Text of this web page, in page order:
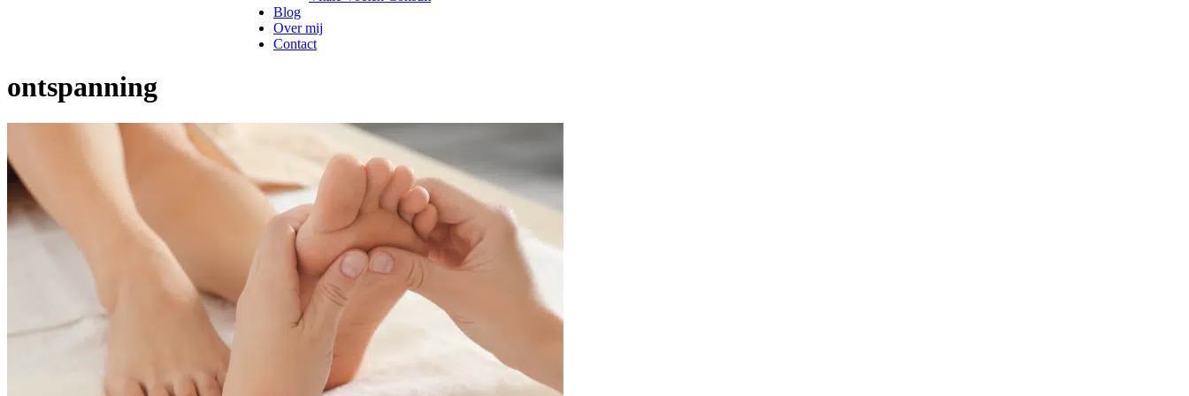
Blog
Over mij
Contact
ontspanning